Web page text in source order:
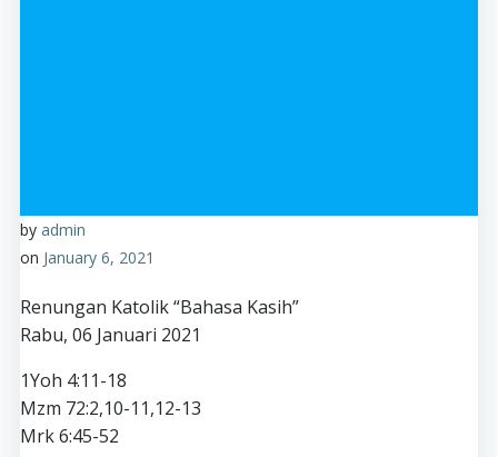
by admin
on January 6, 2021
Renungan Katolik “Bahasa Kasih”
Rabu, 06 Januari 2021
1Yoh 4:11-18
Mzm 72:2,10-11,12-13
Mrk 6:45-52